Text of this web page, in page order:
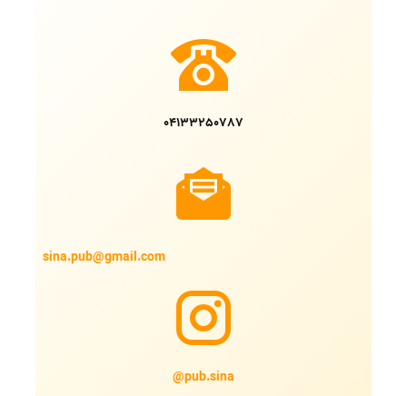
04133250787
sina.pub@gmail.com
@pub.sina